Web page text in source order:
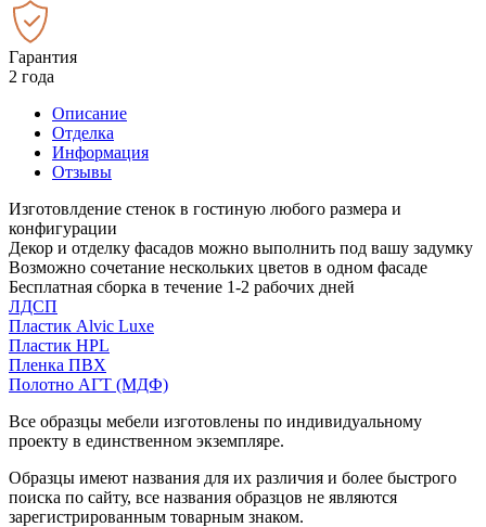
Гарантия
2 года
Описание
Отделка
Информация
Отзывы
Изготовлдение стенок в гостиную любого размера и
конфигурации
Декор и отделку фасадов можно выполнить под вашу задумку
Возможно сочетание нескольких цветов в одном фасаде
Бесплатная сборка в течение 1-2 рабочих дней
ЛДСП
Пластик Alvic Luxe
Пластик HPL
Пленка ПВХ
Полотно АГТ (МДФ)
Все образцы мебели изготовлены по индивидуальному
проекту в единственном экземпляре.
Образцы имеют названия для их различия и более быстрого
поиска по сайту, все названия образцов не являются
зарегистрированным товарным знаком.